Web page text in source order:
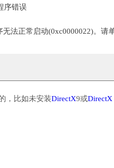
序错误
无法正常启动(0xc0000022)。请
，比如未安装DirectX9或DirectX